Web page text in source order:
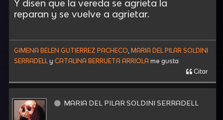
Y disen que la vereda se agrieta la
reparan y se vuelve a agrietar.
GIMENA BELEN GUTIERREZ PACHECO MARIA DEL PILAR SOLDINI
SERRADELL y CATALINA BERRUETA ARRIOLA me gusta
Citar
MARIA DEL PILAR SOLDINI SERRADELL